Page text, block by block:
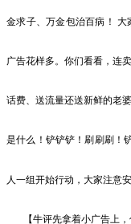
金求子、万金包治百病！ 大
广告花样多。你们看看，连
话费、送流量还送新鲜的老
是什么！铲铲铲！刷刷刷！
人一组开始行动，大家注意
【牛评先拿着小广告上